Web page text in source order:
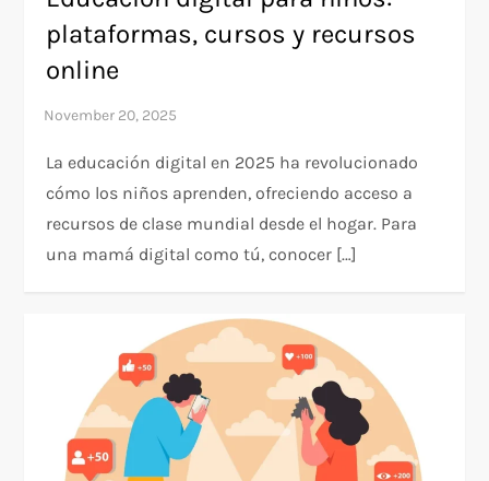
plataformas, cursos y recursos
online
La educación digital en 2025 ha revolucionado
cómo los niños aprenden, ofreciendo acceso a
recursos de clase mundial desde el hogar. Para
una mamá digital como tú, conocer […]